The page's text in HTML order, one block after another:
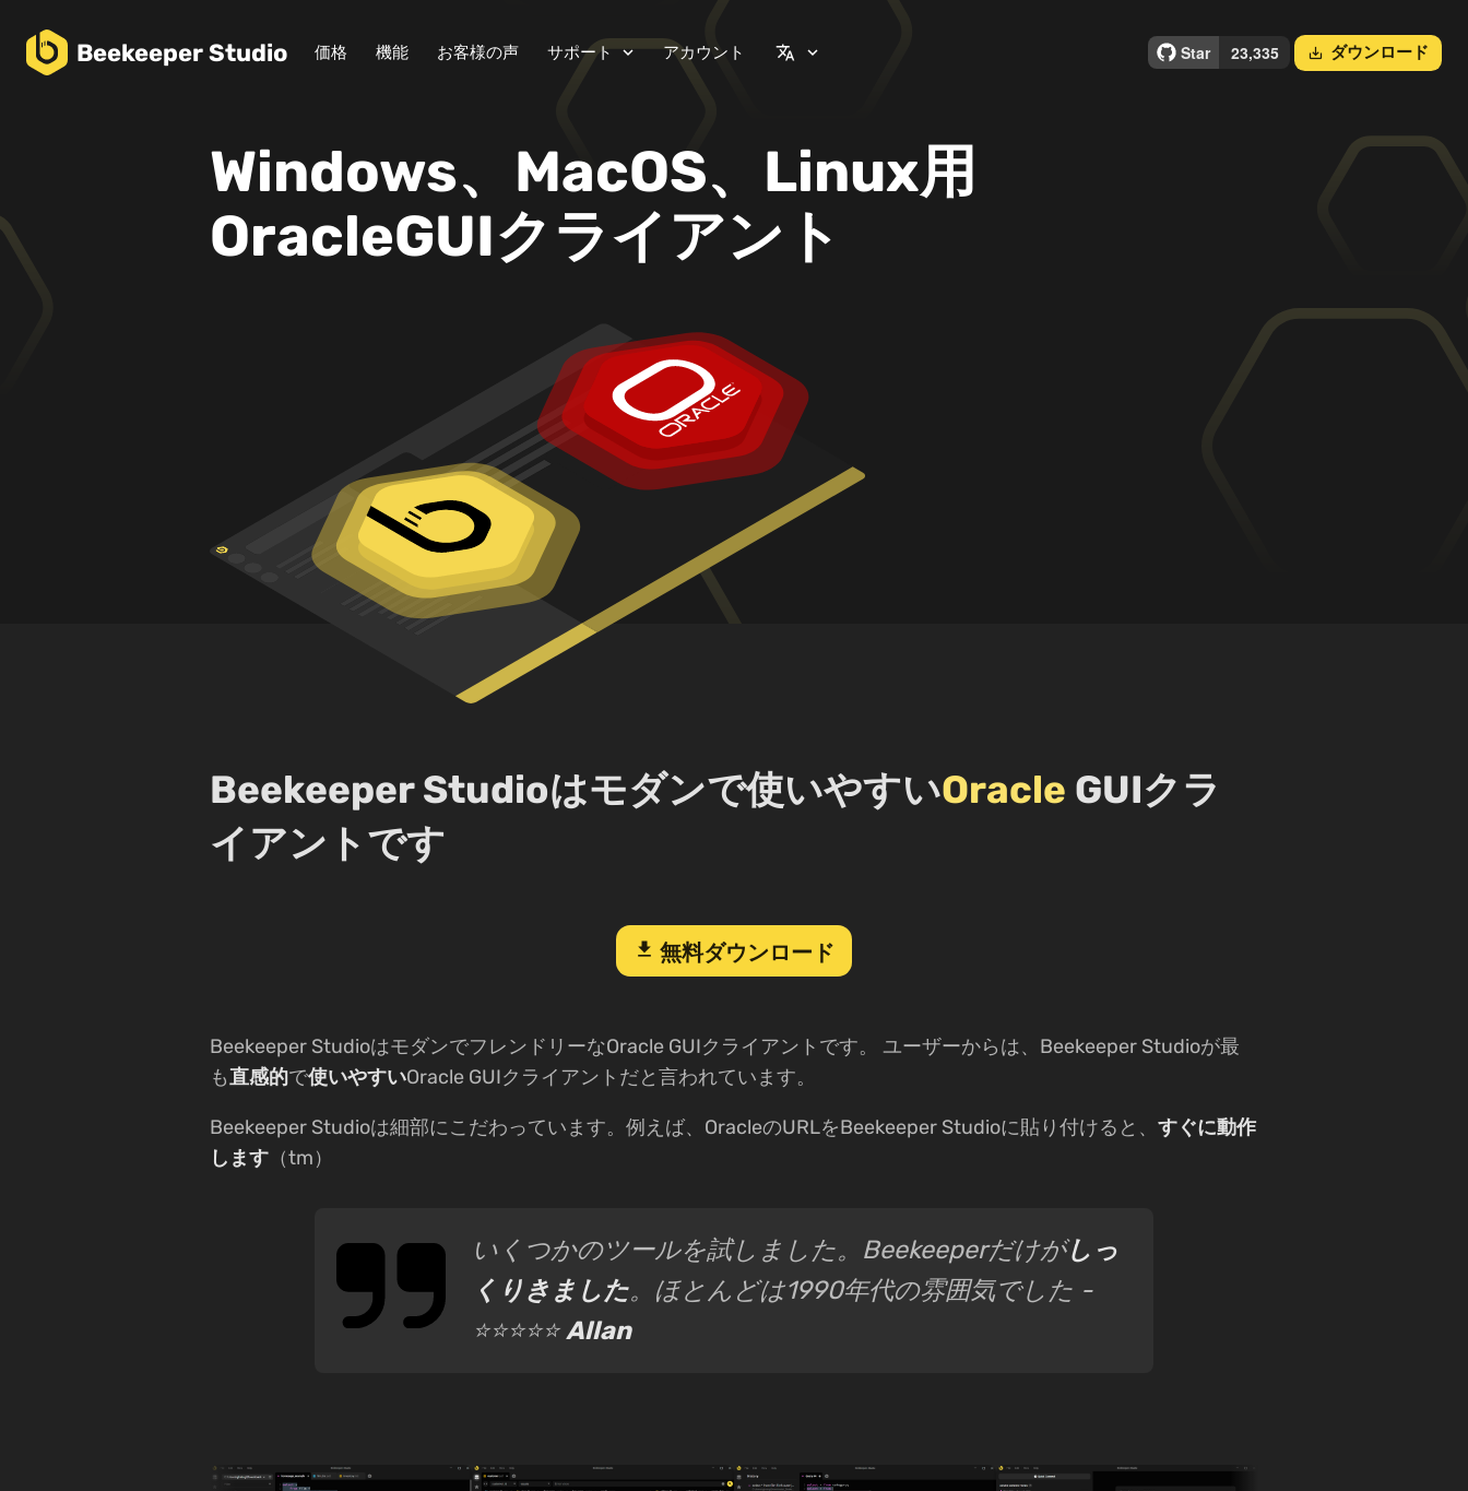
BeekeeperStudio 価格 機能 お客様の声 サポート expand_more アカウント translate expand_more save_alt ダウンロード
Windows、MacOS、Linux用
OracleGUIクライアント
Beekeeper Studioはモダンで使いやすいOracle GUIクラ
イアントです
download 無料ダウンロード
Beekeeper StudioはモダンでフレンドリーなOracle GUIクライアントです。 ユーザーからは、Beekeeper Studioが最
も直感的で使いやすいOracle GUIクライアントだと言われています。
Beekeeper Studioは細部にこだわっています。例えば、OracleのURLをBeekeeper Studioに貼り付けると、 すぐに動作
します （tm）
いくつかのツールを試しました。Beekeeperだけがしっ
くりきました。ほとんどは1990年代の雰囲気でした -
⭐⭐⭐⭐⭐Allan